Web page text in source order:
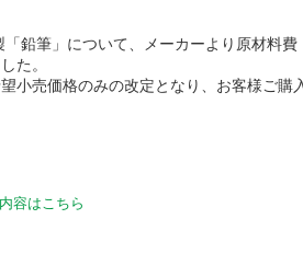
鉛筆」について、メーカーより原材料費
た。
小売価格のみの改定となり、お客様ご購
容はこちら